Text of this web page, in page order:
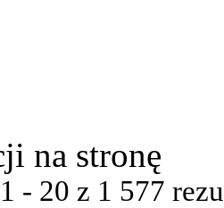
na stronę
- 20 z 1 577